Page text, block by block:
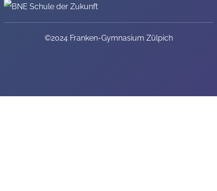
©2024 Franken-Gymnasium Zülpich